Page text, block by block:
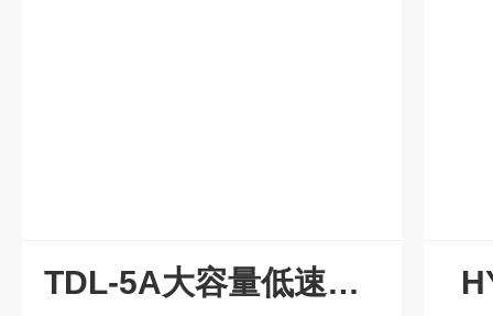
TDL-5A大容量低速离心机